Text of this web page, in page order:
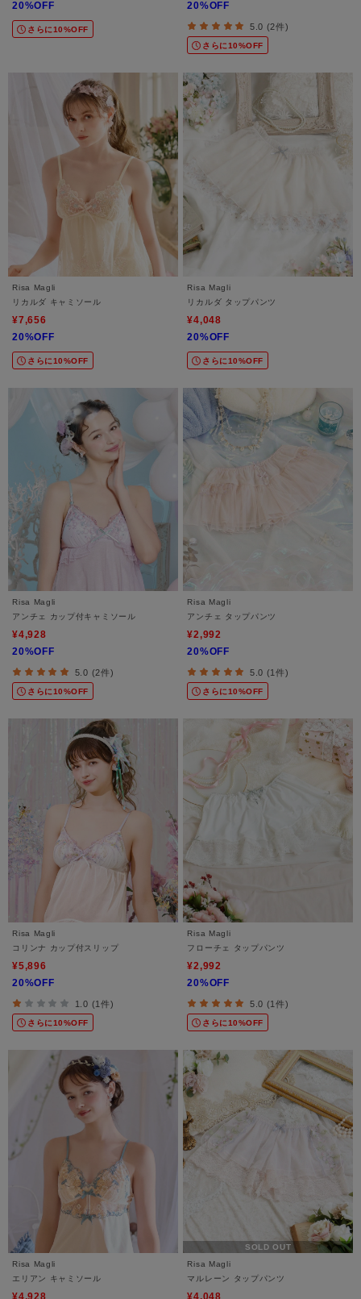
20%OFF
さらに10%OFF
20%OFF
5.0 (2件)
さらに10%OFF
Risa Magli
リカルダ キャミソール
¥7,656
20%OFF
さらに10%OFF
Risa Magli
リカルダ タップパンツ
¥4,048
20%OFF
さらに10%OFF
Risa Magli
アンチェ カップ付キャミソール
¥4,928
20%OFF
5.0 (2件)
さらに10%OFF
Risa Magli
アンチェ タップパンツ
¥2,992
20%OFF
5.0 (1件)
さらに10%OFF
Risa Magli
コリンナ カップ付スリップ
¥5,896
20%OFF
1.0 (1件)
さらに10%OFF
Risa Magli
フローチェ タップパンツ
¥2,992
20%OFF
5.0 (1件)
さらに10%OFF
Risa Magli
エリアン キャミソール
¥4,928
SOLD OUT
Risa Magli
マルレーン タップパンツ
¥4,048